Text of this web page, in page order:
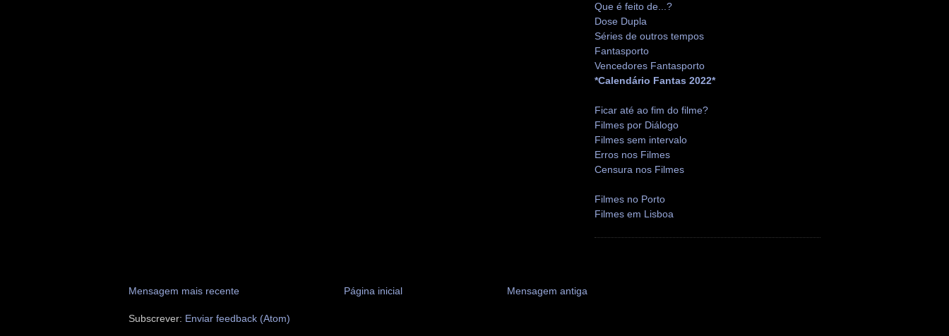
Mensagem mais recente Mensagem antiga
Página inicial
Subscrever: Enviar feedback (Atom)
Que é feito de...?
Dose Dupla
Séries de outros tempos
Fantasporto
Vencedores Fantasporto
*Calendário Fantas 2022*
Ficar até ao fim do filme?
Filmes por Diálogo
Filmes sem intervalo
Erros nos Filmes
Censura nos Filmes
Filmes no Porto
Filmes em Lisboa